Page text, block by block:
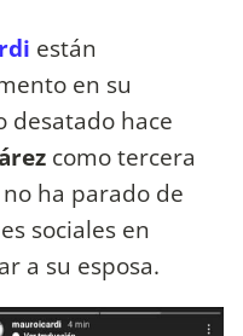
están
en su
desatado hace
como tercera
ha parado de
sociales en
a su esposa.